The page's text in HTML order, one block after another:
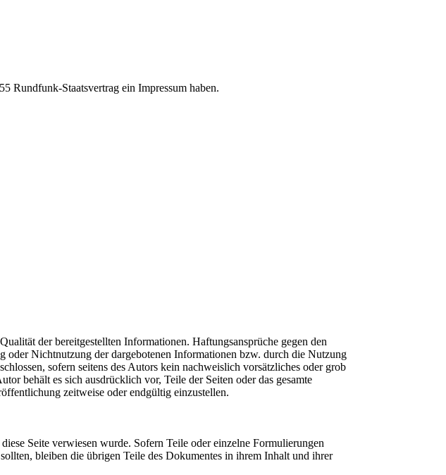
Rundfunk-Staatsvertrag ein Impressum haben.
der bereitgestellten Informationen. Haftungsansprüche gegen den
Nichtnutzung der dargebotenen Informationen bzw. durch die Nutzung
sofern seitens des Autors kein nachweislich vorsätzliches oder grob
behält es sich ausdrücklich vor, Teile der Seiten oder das gesamte
zeitweise oder endgültig einzustellen.
Seite verwiesen wurde. Sofern Teile oder einzelne Formulierungen
bleiben die übrigen Teile des Dokumentes in ihrem Inhalt und ihrer